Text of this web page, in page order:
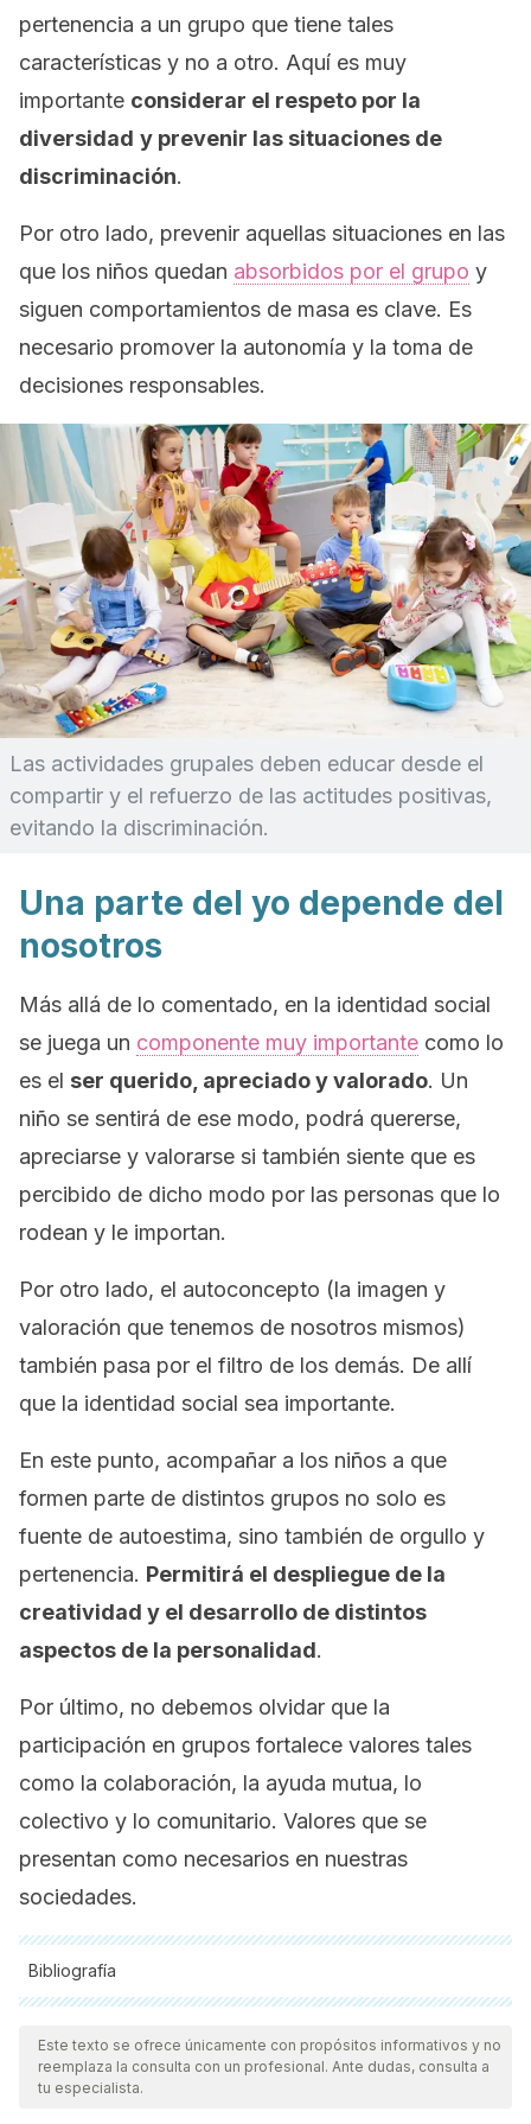
pertenencia a un grupo que tiene tales
características y no a otro. Aquí es muy
importante considerar el respeto por la
diversidad y prevenir las situaciones de
discriminación.
Por otro lado, prevenir aquellas situaciones en las
que los niños quedan absorbidos por el grupo y
siguen comportamientos de masa es clave. Es
necesario promover la autonomía y la toma de
decisiones responsables.
Las actividades grupales deben educar desde el
compartir y el refuerzo de las actitudes positivas,
evitando la discriminación.
Una parte del yo depende del
nosotros
Más allá de lo comentado, en la identidad social
se juega un componente muy importante como lo
es el ser querido, apreciado y valorado. Un
niño se sentirá de ese modo, podrá quererse,
apreciarse y valorarse si también siente que es
percibido de dicho modo por las personas que lo
rodean y le importan.
Por otro lado, el autoconcepto (la imagen y
valoración que tenemos de nosotros mismos)
también pasa por el filtro de los demás. De allí
que la identidad social sea importante.
En este punto, acompañar a los niños a que
formen parte de distintos grupos no solo es
fuente de autoestima, sino también de orgullo y
pertenencia. Permitirá el despliegue de la
creatividad y el desarrollo de distintos
aspectos de la personalidad.
Por último, no debemos olvidar que la
participación en grupos fortalece valores tales
como la colaboración, la ayuda mutua, lo
colectivo y lo comunitario. Valores que se
presentan como necesarios en nuestras
sociedades.
Bibliografía
Todas las fuentes citadas fueron revisadas a profundidad por
nuestro equipo, para asegurar su calidad, confiabilidad,
vigencia y validez.La bibliografía de este artículo fue
Este texto se ofrece únicamente con propósitos informativos y no
reemplaza la consulta con un profesional. Ante dudas, consulta a
tu especialista.